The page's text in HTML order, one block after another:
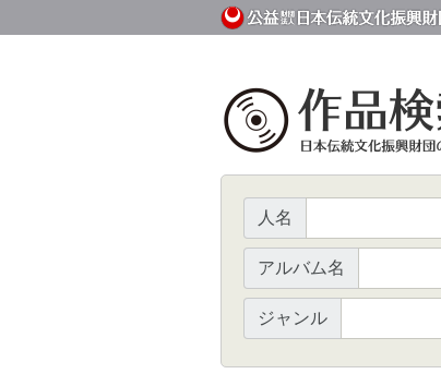
人名
アルバム名
ジャンル